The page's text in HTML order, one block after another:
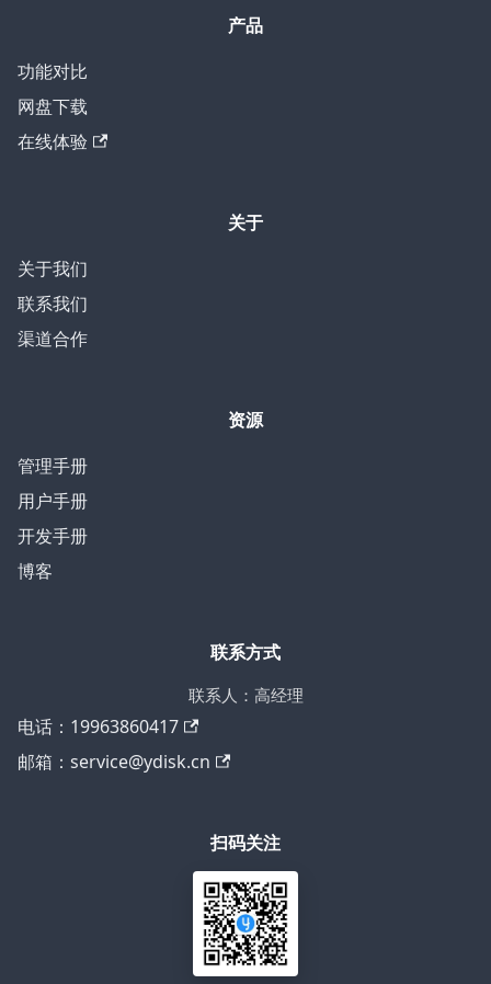
产品
功能对比
网盘下载
在线体验
关于
关于我们
联系我们
渠道合作
资源
管理手册
用户手册
开发手册
博客
联系方式
联系人：高经理
电话：19963860417
邮箱：service@ydisk.cn
扫码关注